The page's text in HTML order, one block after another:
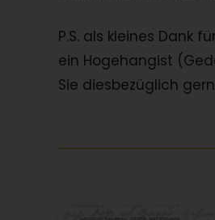
P.S. als kleines Dank
ein Hogehangist
Sie diesbezüglich